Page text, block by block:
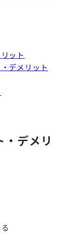
ット
デメリット
・デメリ